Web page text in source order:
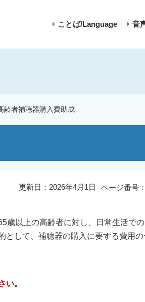
ことば/Language 音
齢者補聴器購入費助成
ページ番号
更新日：2026年4月1日
歳以上の高齢者に対し、日常生活で
として、補聴器の購入に要する費用
い。